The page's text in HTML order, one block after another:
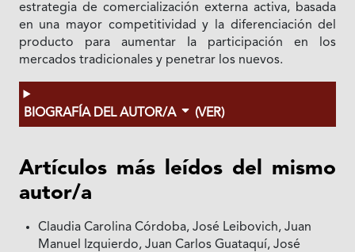
estrategia de comercialización externa activa, basada
en una mayor competitividad y la diferenciación del
producto para aumentar Ia participación en los
mercados tradicionales y penetrar los nuevos.
BIOGRAFÍA DEL AUTOR/A (VER)
Artículos más leídos del mismo
autor/a
Claudia Carolina Córdoba, José Leibovich, Juan
Manuel Izquierdo, Juan Carlos Guataquí, José